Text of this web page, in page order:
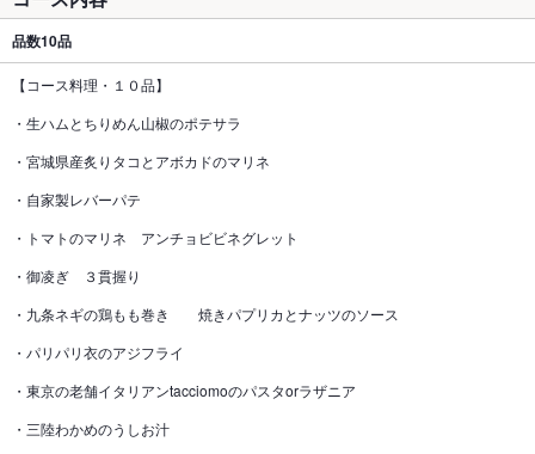
品数10品
【コース料理・１０品】
・生ハムとちりめん山椒のポテサラ
・宮城県産炙りタコとアボカドのマリネ
・自家製レバーパテ
・トマトのマリネ アンチョビビネグレット
・御凌ぎ ３貫握り
・九条ネギの鶏もも巻き 焼きパプリカとナッツのソース
・パリパリ衣のアジフライ
・東京の老舗イタリアンtacciomoのパスタorラザニア
・三陸わかめのうしお汁